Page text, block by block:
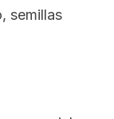
semillas